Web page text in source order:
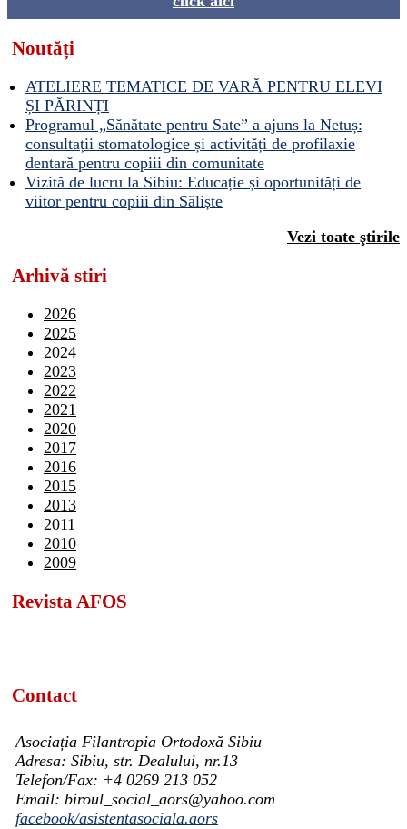
Noutăți
ATELIERE TEMATICE DE VARĂ PENTRU ELEVI
ȘI PĂRINȚI
Programul „Sănătate pentru Sate” a ajuns la Netuș:
consultații stomatologice și activități de profilaxie
dentară pentru copiii din comunitate
Vizită de lucru la Sibiu: Educație și oportunități de
viitor pentru copiii din Săliște
Vezi toate ştirile
Arhivă stiri
2026
2025
2024
2023
2022
2021
2020
2017
2016
2015
2013
2011
2010
2009
Revista AFOS
Contact
Asociația Filantropia Ortodoxă Sibiu
Adresa: Sibiu, str. Dealului, nr.13
Telefon/Fax: +4 0269 213 052
Email: biroul_social_aors@yahoo.com
facebook/asistentasociala.aors